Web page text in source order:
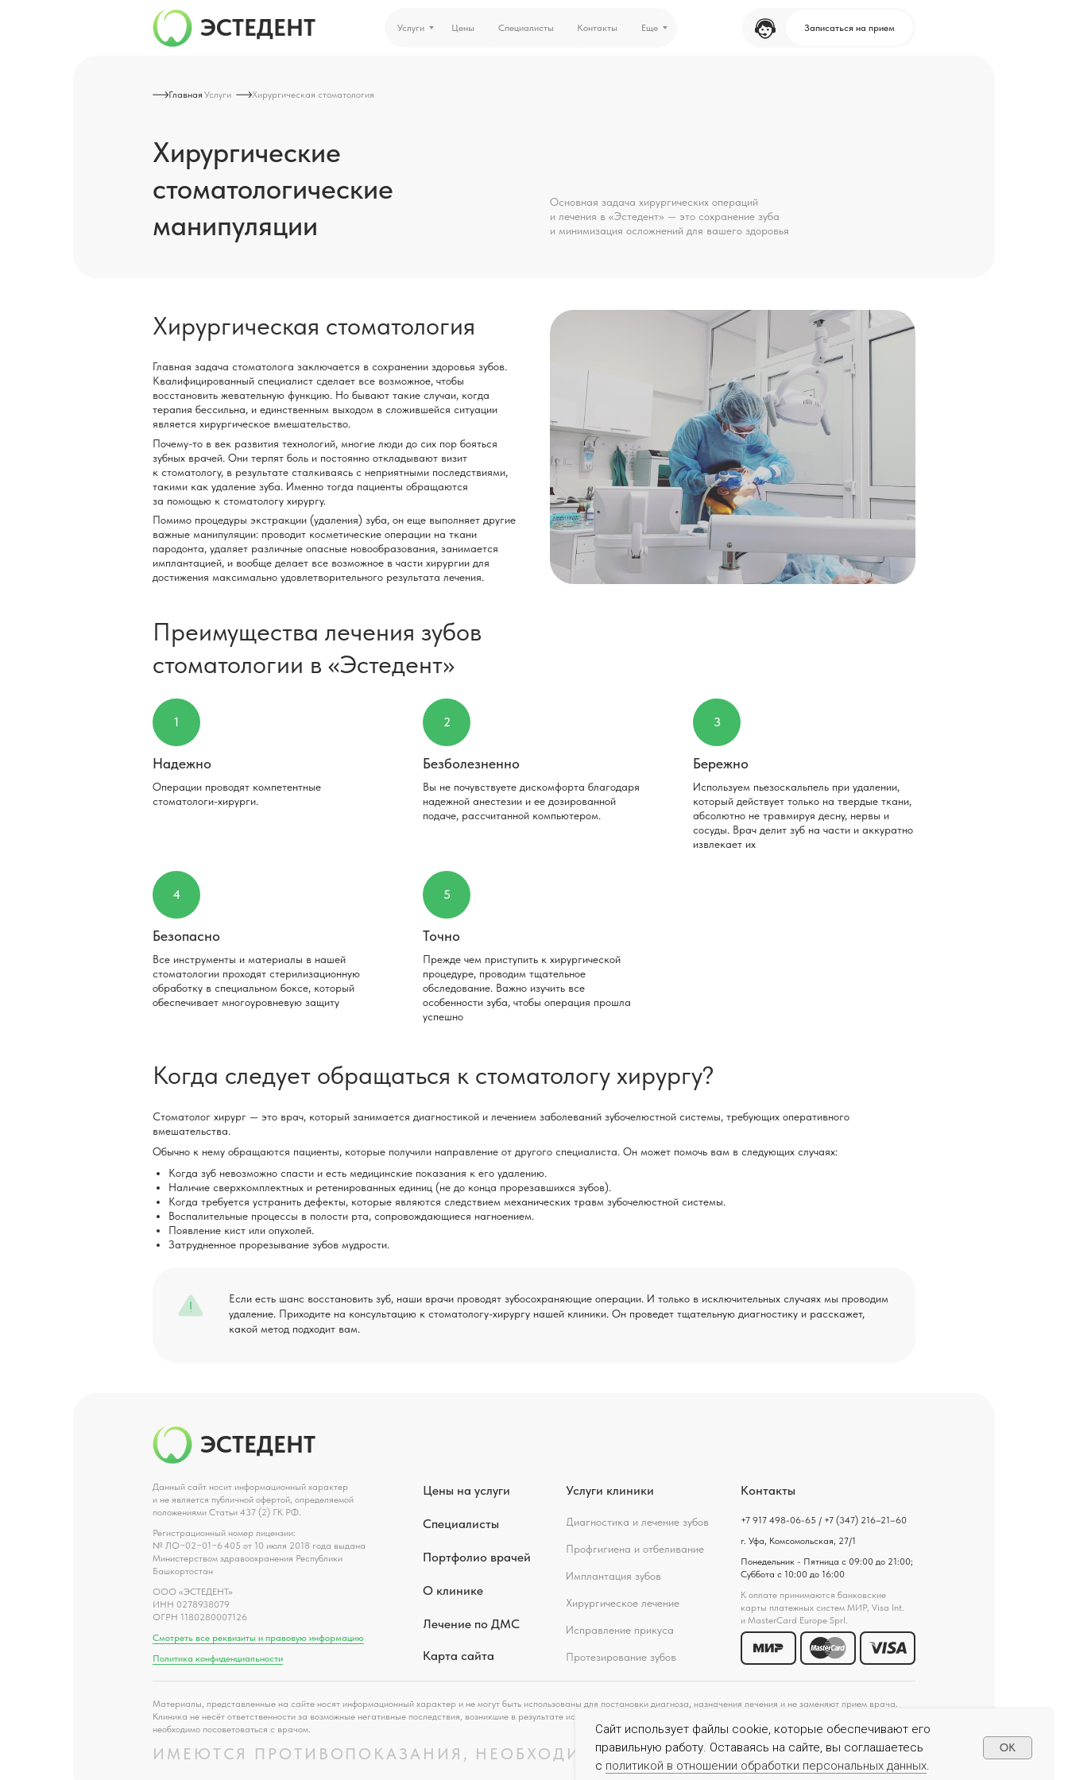
Цены Специалисты Контакты Еще
Услуги
ЭСТЕДЕНТ Записаться на прием
Хирургические
стоматологические
манипуляции
Основная задача хирургических операций
и лечения в «Эстедент» — это сохранение зуба
и минимизация осложнений для вашего здоровья
Главная Услуги Хирургическая стоматология
Хирургическая стоматология
Главная задача стоматолога заключается в сохранении здоровья зубов.
Квалифицированный специалист сделает все возможное, чтобы
восстановить жевательную функцию. Но бывают такие случаи, когда
терапия бессильна, и единственным выходом в сложившейся ситуации
является хирургическое вмешательство.
Почему-то в век развития технологий, многие люди до сих пор бояться
зубных врачей. Они терпят боль и постоянно откладывают визит
к стоматологу, в результате сталкиваясь с неприятными последствиями,
такими как удаление зуба. Именно тогда пациенты обращаются
за помощью к стоматологу хирургу.
Помимо процедуры экстракции (удаления) зуба, он еще выполняет другие
важные манипуляции: проводит косметические операции на ткани
пародонта, удаляет различные опасные новообразования, занимается
имплантацией, и вообще делает все возможное в части хирургии для
достижения максимально удовлетворительного результата лечения.
Преимущества лечения зубов
стоматологии в «Эстедент»
1
Надежно
2
Безболезненно
3
Бережно
Операции проводят компетентные
стоматологи-хирурги.
Вы не почувствуете дискомфорта благодаря
надежной анестезии и ее дозированной
подаче, рассчитанной компьютером.
Используем пьезоскальпель при удалении,
который действует только на твердые ткани,
абсолютно не травмируя десну, нервы и
сосуды. Врач делит зуб на части и аккуратно
извлекает их
4
Безопасно
5
Точно
Все инструменты и материалы в нашей
стоматологии проходят стерилизационную
обработку в специальном боксе, который
обеспечивает многоуровневую защиту
Прежде чем приступить к хирургической
процедуре, проводим тщательное
обследование. Важно изучить все
особенности зуба, чтобы операция прошла
успешно
Когда следует обращаться к стоматологу хирургу?
Стоматолог хирург — это врач, который занимается диагностикой и лечением заболеваний зубочелюстной системы, требующих оперативного
вмешательства.
Если есть шанс восстановить зуб, наши врачи проводят зубосохраняющие операции. И только в исключительных случаях мы проводим
удаление. Приходите на консультацию к стоматологу-хирургу нашей клиники. Он проведет тщательную диагностику и расскажет,
какой метод подходит вам.
Обычно к нему обращаются пациенты, которые получили направление от другого специалиста. Он может помочь вам в следующих случаях:
Когда зуб невозможно спасти и есть медицинские показания к его удалению.
Наличие сверхкомплектных и ретенированных единиц (не до конца прорезавшихся зубов).
Когда требуется устранить дефекты, которые являются следствием механических травм зубочелюстной системы.
Воспалительные процессы в полости рта, сопровождающиеся нагноением.
Появление кист или опухолей.
Затрудненное прорезывание зубов мудрости.
ЭСТЕДЕНТ
Данный сайт носит информационный характер
и не является публичной офертой, определяемой
положениями Статьи 437 (2) ГК РФ.
Смотреть все реквизиты и правовую информацию
Регистрационный номер лицензии:
№ ЛО−02−01−6 405 от 10 июля 2018 года выдана
Министерством здравоохранения Республики
Башкортостан
ООО «ЭСТЕДЕНТ»
ИНН 0278938079
ОГРН 1180280007126
Политика конфиденциальности
Цены на услуги
Специалисты
Портфолио врачей
О клинике
Лечение по ДМС
Контакты
Услуги клиники
Диагностика и лечение зубов
Профгигиена и отбеливание
Имплантация зубов
Хирургическое лечение
Исправление прикуса
Протезирование зубов
Карта сайта
Материалы, представленные на сайте носят информационный характер и не могут быть использованы для постановки диагноза, назначения лечения и не заменяют прием врача.
Клиника не несёт ответственности за возможные негативные последствия, возникшие в результате использования информации, размещенной на сайте. Перед началом лечения
необходимо посоветоваться с врачом.
ИМЕЮТСЯ ПРОТИВОПОКАЗАНИЯ, НЕОБХОДИМА КОНСУЛЬТАЦИЯ СПЕЦИАЛИСТА
К оплате принимаются банковские
карты платежных систем МИР, Visa Int.
и MasterCard Europe Sprl.
+7 917 498-06-65 / +7 (347) 216–21–60
г. Уфа, Комсомольская, 27/1
Понедельник - Пятница с 09:00 до 21:00;
Суббота с 10:00 до 16:00
Сайт использует файлы cookie, которые обеспечивают его
правильную работу. Оставаясь на сайте, вы соглашаетесь
с политикой в отношении обработки персональных данных.
OK